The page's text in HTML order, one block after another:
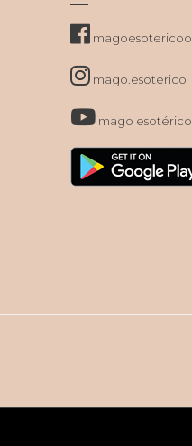
magoesotericoo
mago.esoterico
mago esotérico